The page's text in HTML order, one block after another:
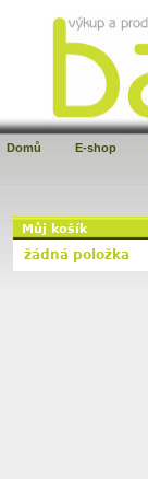
Domů E-shop
Můj košík
žádná položka